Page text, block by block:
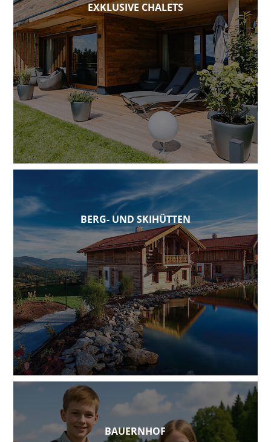
EXKLUSIVE CHALETS
BERG- UND SKIHÜTTEN
BAUERNHOF